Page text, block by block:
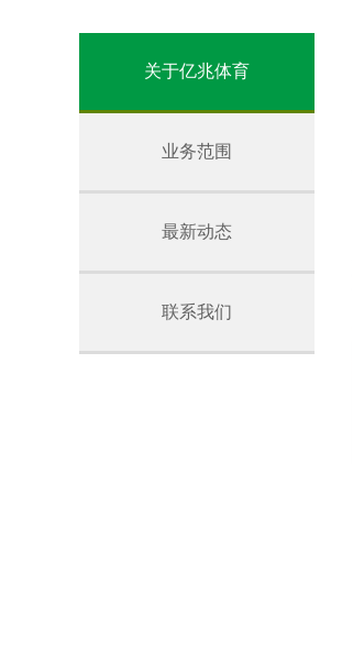
关于亿兆体育
业务范围
最新动态
联系我们